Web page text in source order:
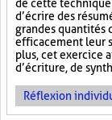
de cette technique
d’écrire des
grandes quantités
efficacement leur
plus, cet exercice
d’écriture, de
Réflexion